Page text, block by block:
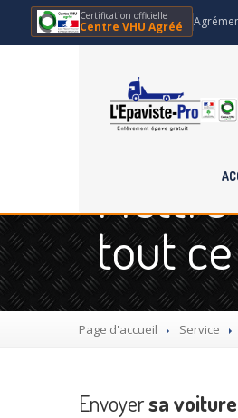
Certification officielle
Centre VHU Agréé
Mettre
tout
Page d'accueil Service
Envoyersa